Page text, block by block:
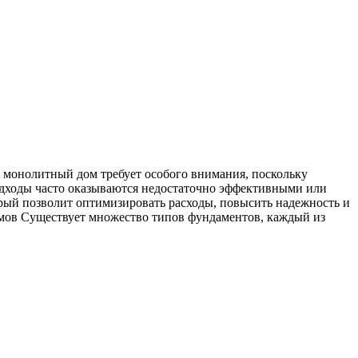
дом требует особого внимания, поскольку
часто оказываются недостаточно эффективными или
позволит оптимизировать расходы, повысить надежность и
Существует множество типов фундаментов, каждый из